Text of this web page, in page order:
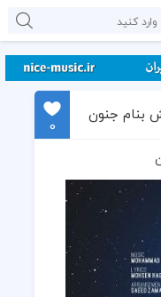
بنام جنون
0